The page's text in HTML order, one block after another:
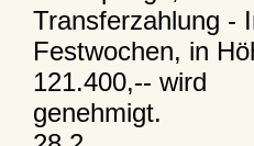
Transferzahlung -
Festwochen, in
121.400,-- wird
genehmigt.